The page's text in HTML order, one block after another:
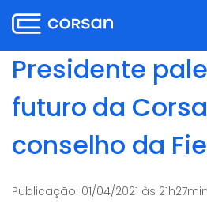
para
o
conteúdo
para
menu
para
o
conteúdo
Presidente
futuro da
conselho da
Publicação: 01/04/2021 às 21h27min